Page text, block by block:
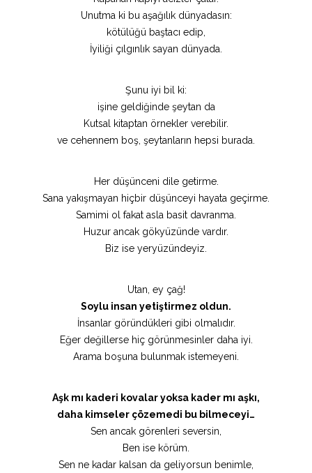
Unutma ki bu aşağılık dünyadasın:
kötülüğü baştacı edip,
İyiliği çılgınlık sayan dünyada.
Şunu iyi bil ki:
işine geldiğinde şeytan da
Kutsal kitaptan örnekler verebilir.
ve cehennem boş, şeytanların hepsi burada.
Her düşünceni dile getirme.
Sana yakışmayan hiçbir düşünceyi hayata geçirme.
Samimi ol fakat asla basit davranma.
Huzur ancak gökyüzünde vardır.
Biz ise yeryüzündeyiz.
Utan, ey çağ!
Soylu insan yetiştirmez oldun.
İnsanlar göründükleri gibi olmalıdır.
Eğer değillerse hiç görünmesinler daha iyi.
Arama boşuna bulunmak istemeyeni.
Aşk mı kaderi kovalar yoksa kader mı aşkı,
daha kimseler çözemedi bu bilmeceyi…
Sen ancak görenleri seversin,
Ben ise körüm.
Sen ne kadar kalsan da geliyorsun benimle,